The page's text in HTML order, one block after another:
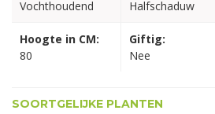
Vochthoudend
Halfschaduw
Hoogte in CM:
80
Giftig:
Nee
SOORTGELIJKE PLANTEN